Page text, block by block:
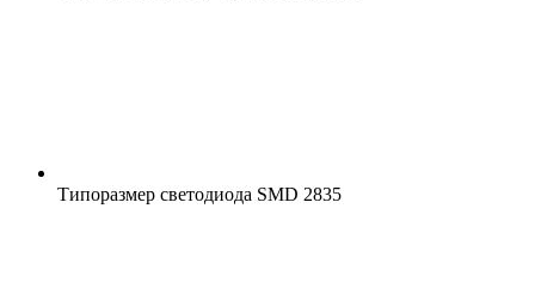
Типоразмер светодиода SMD 2835